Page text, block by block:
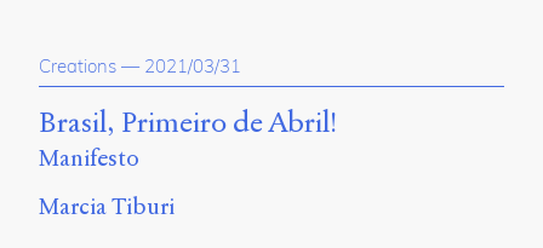
Creations — 2021/03/31
Brasil, Primeiro de Abril!
Manifesto
Marcia Tiburi